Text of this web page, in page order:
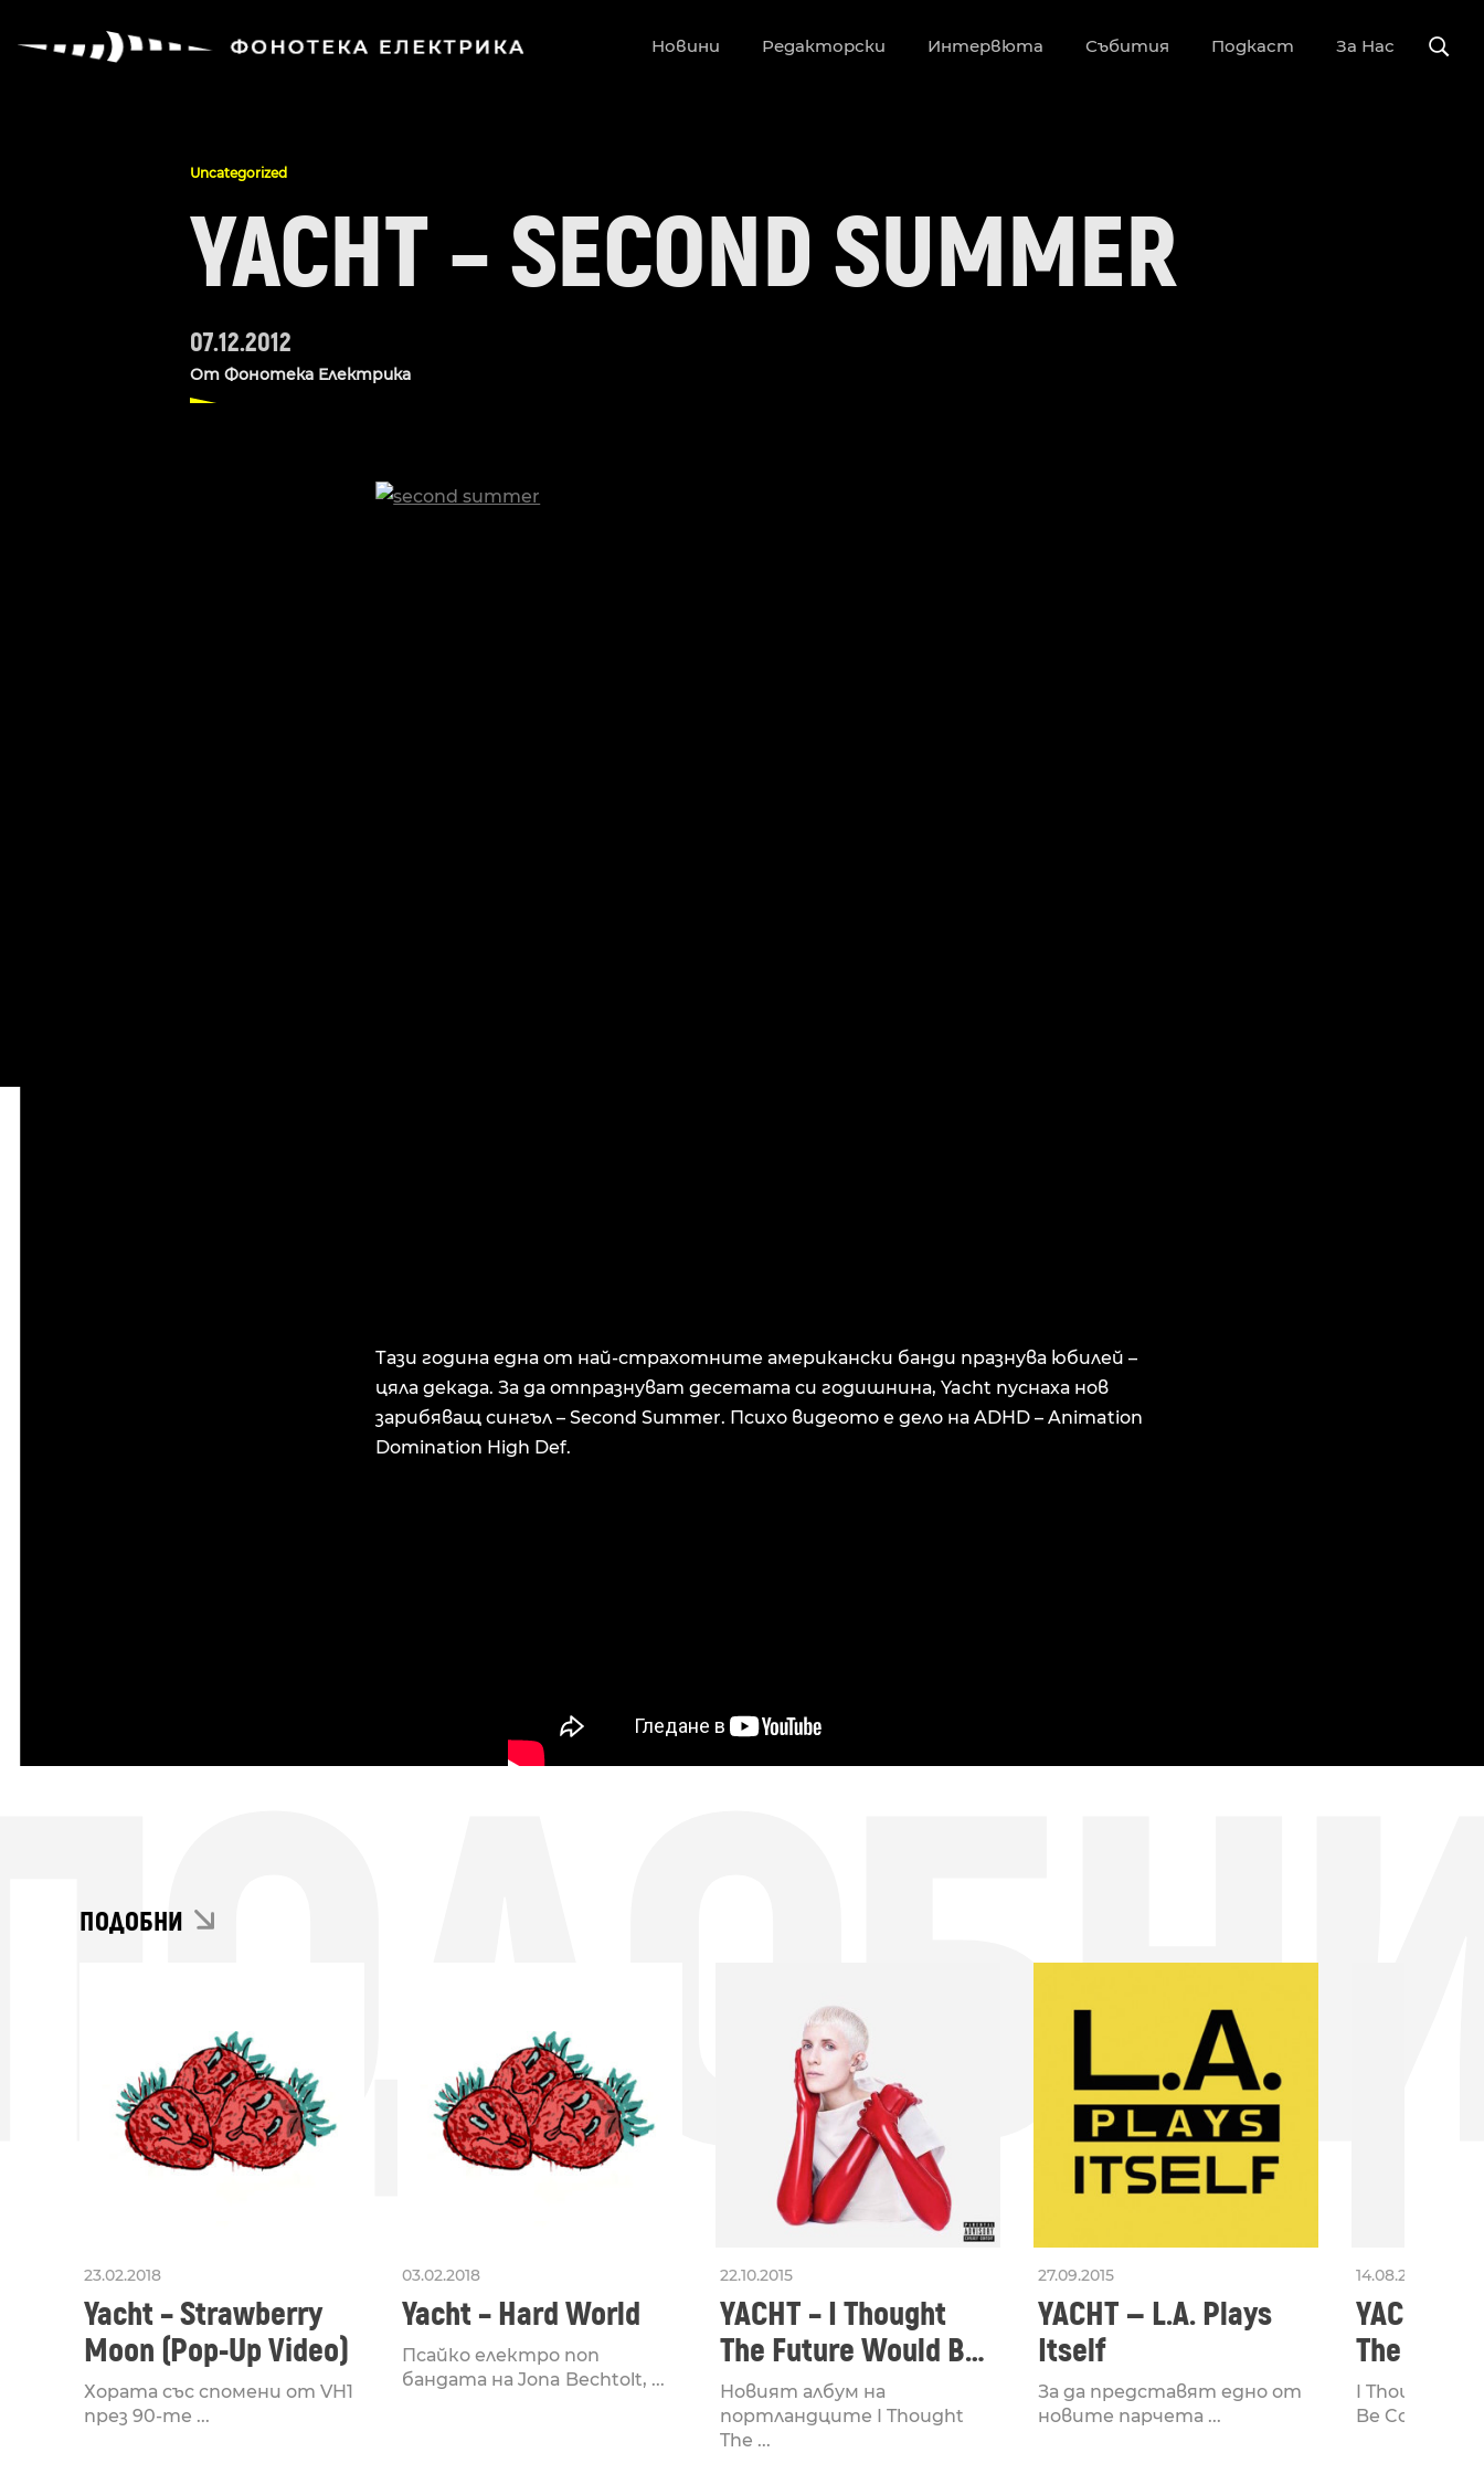
Новини Редакторски Интервюта Събития Подкаст За Нас
Uncategorized
YACHT – SECOND SUMMER
07.12.2012
От Фонотека Електрика
Тази година една от най-страхотните американски банди празнува юбилей –
цяла декада. За да отпразнуват десетата си годишнина, Yacht пуснаха нов
зарибяващ сингъл – Second Summer. Психо видеото е дело на ADHD – Animation
Domination High Def.
ПОДОБНИ
23.02.2018
Yacht – Strawberry
Moon (Pop-Up Video)
Хората със спомени от VH1
през 90-те ...
03.02.2018
Yacht – Hard World
Псайко електро поп
бандата на Jona Bechtolt, ...
22.10.2015
YACHT – I Thought
The Future Would Be
Cooler
Новият албум на
портландците I Thought
The ...
27.09.2015
YACHT — L.A. Plays
Itself
За да представят едно от
новите парчета ...
14.08.2015
YACHT –
The
Cooler
I Thought
Be Cooler ...